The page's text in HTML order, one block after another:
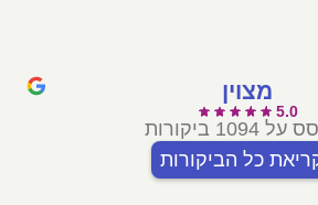
מצוין
5.0
ביקורות
כל הביקורות